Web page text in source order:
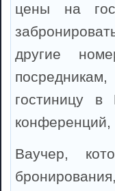
цены на
другие
гостиницу в
конференций,
Ваучер,